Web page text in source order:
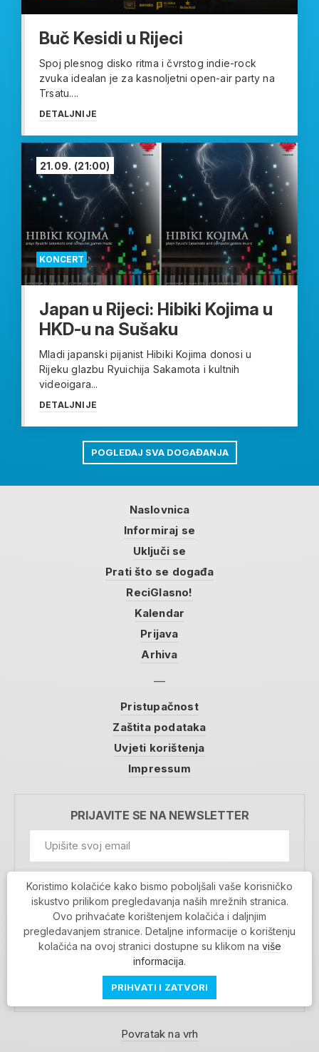
Buč Kesidi u Rijeci
Spoj plesnog disko ritma i čvrstog indie-rock
zvuka idealan je za kasnoljetni open-air party na
Trsatu....
DETALJNIJE
KONCERT
21.09. (21:00)
Japan u Rijeci: Hibiki Kojima u
HKD-u na Sušaku
Mladi japanski pijanist Hibiki Kojima donosi u
Rijeku glazbu Ryuichija Sakamota i kultnih
videoigara...
DETALJNIJE
POGLEDAJ SVA DOGAĐANJA
Naslovnica
Informiraj se
Uključi se
Prati što se događa
ReciGlasno!
Kalendar
Prijava
Arhiva
Pristupačnost
Zaštita podataka
Uvjeti korištenja
Impressum
PRIJAVITE SE NA NEWSLETTER
Prihvaćam da se moji podaci spremaju u bazu
podataka i koriste u svrhu slanja MojaRijeka
newslettera
MOJARIJEKA NEWSLETTER
PRIJAVI SE
Povratak na vrh
Koristimo kolačiće kako bismo poboljšali vaše korisničko
iskustvo prilikom pregledavanja naših mrežnih stranica.
Ovo prihvaćate korištenjem kolačića i daljnjim
pregledavanjem stranice. Detaljne informacije o korištenju
kolačića na ovoj stranici dostupne su klikom na više
informacija.
PRIHVATI I ZATVORI